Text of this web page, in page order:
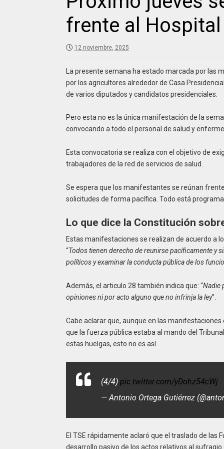
frente al
12 noviembre, 2025
La presente semana ha estado marcada por las
por los agricultores alrededor de Casa
de varios diputados y candidatos presidenciales.
Pero esta no es la única manifestación de la
convocando a todo el personal de salud y
Esta convocatoria se realiza con el objetivo de
trabajadores de la red de servicios de salud.
Se espera que los manifestantes se reúnan
solicitudes de forma pacífica. Todo está
Lo que dice la Constitución
Estas manifestaciones se realizan de acuerdo a
“Todos tienen derecho de reunirse pacíficamente y
políticos y examinar la conducta pública de los
Además, el articulo 28 también indica que: “Nadie
opiniones ni por acto alguno que no infrinja la ley”.
Cabe aclarar que, aunque en las
que la fuerza pública estaba al mando del
estas huelgas, esto no es así.
(4/4) pic.twitter.com/yDohz54cWj
— Antonio Ortega Gutiérrez
El TSE rápidamente aclaró que el traslado de las
desarrollo pasivo de los actos relativos al